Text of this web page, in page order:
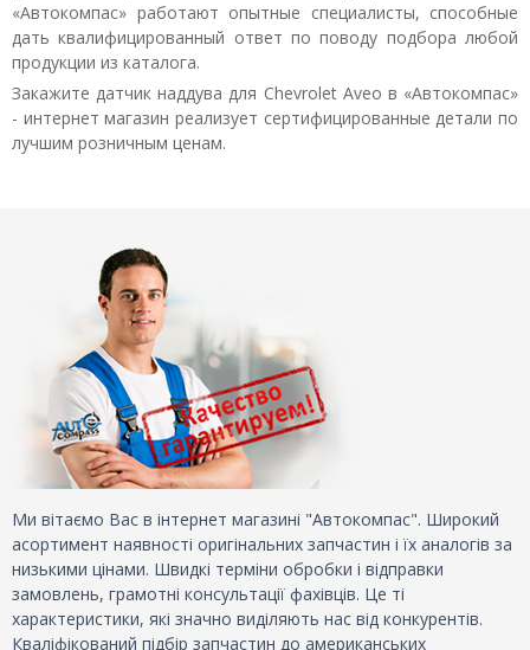
«Автокомпас» работают опытные специалисты, способные
дать квалифицированный ответ по поводу подбора любой
продукции из каталога.
Закажите датчик наддува для Chevrolet Aveo в «Автокомпас»
- интернет магазин реализует сертифицированные детали по
лучшим розничным ценам.
Ми вітаємо Вас в інтернет магазині "Автокомпас". Широкий
асортимент наявності оригінальних запчастин і їх аналогів за
низькими цінами. Швидкі терміни обробки і відправки
замовлень, грамотні консультації фахівців. Це ті
характеристики, які значно виділяють нас від конкурентів.
Кваліфікований підбір запчастин до американських